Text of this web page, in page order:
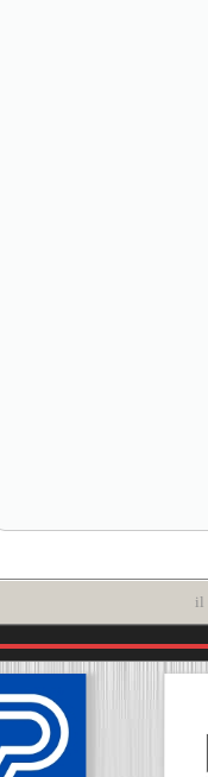
il